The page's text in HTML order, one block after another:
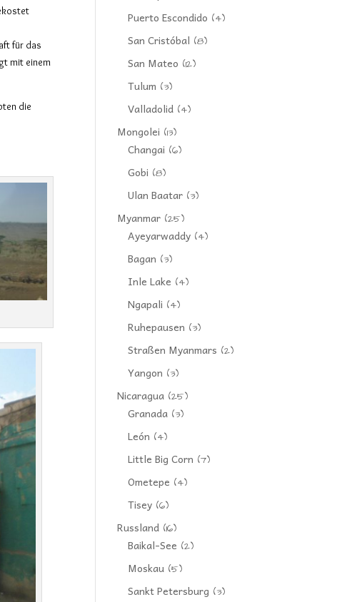
für das
mit einem
die
Puerto Escondido (4)
San Cristóbal (8)
San Mateo (12)
Tulum (3)
Valladolid (4)
Mongolei (13)
Changai (6)
Gobi (8)
Ulan Baatar (3)
Myanmar (25)
Ayeyarwaddy (4)
Bagan (3)
Inle Lake (4)
Ngapali (4)
Ruhepausen (3)
Straßen Myanmars (2)
Yangon (3)
Nicaragua (25)
Granada (3)
León (4)
Little Big Corn (7)
Ometepe (4)
Tisey (6)
Russland (16)
Baikal-See (2)
Moskau (5)
Sankt Petersburg (3)